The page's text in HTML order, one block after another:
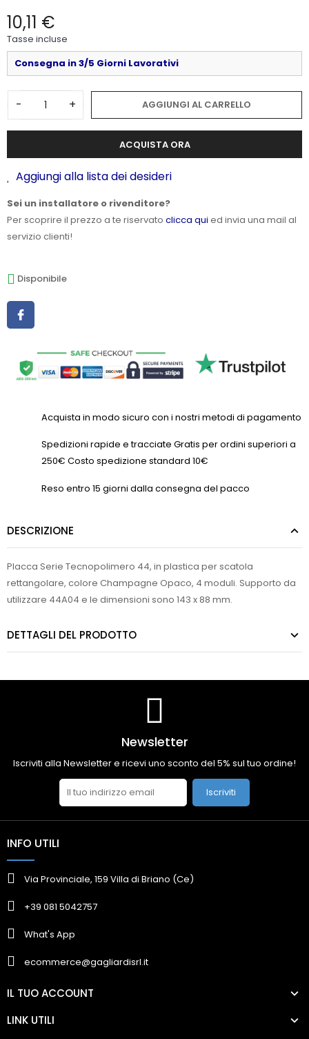
10,11 €
Tasse incluse
Consegna in 3/5 Giorni Lavorativi
- + AGGIUNGI AL CARRELLO
ACQUISTA ORA
Aggiungi alla lista dei desideri
Sei un installatore o rivenditore?
Per scoprire il prezzo a te riservato clicca qui ed invia una mail al
servizio clienti!
Disponibile
Acquista in modo sicuro con i nostri metodi di pagamento
Spedizioni rapide e tracciate Gratis per ordini superiori a
250€ Costo spedizione standard 10€
Reso entro 15 giorni dalla consegna del pacco
DESCRIZIONE
Placca Serie Tecnopolimero 44, in plastica per scatola
rettangolare, colore Champagne Opaco, 4 moduli. Supporto da
utilizzare 44A04 e le dimensioni sono 143 x 88 mm.
DETTAGLI DEL PRODOTTO
Newsletter
Iscriviti alla Newsletter e ricevi uno sconto del 5% sul tuo ordine!
Iscriviti
INFO UTILI
Via Provinciale, 159 Villa di Briano (Ce)
+39 081 5042757
What's App
ecommerce@gagliardisrl.it
IL TUO ACCOUNT
LINK UTILI